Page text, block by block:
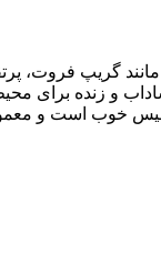
مانند گریپ
و زنده برای
تا ۸ ساعت بر روی پوست